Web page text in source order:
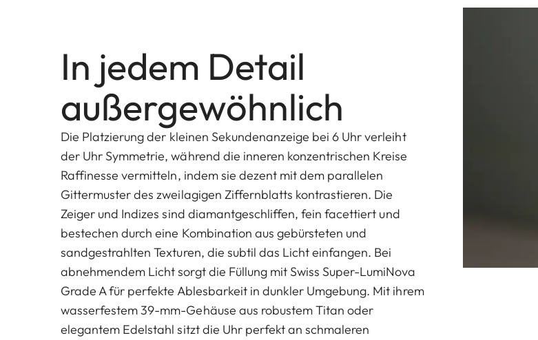
In jedem Detail
außergewöhnlich
Die Platzierung der kleinen Sekundenanzeige bei 6 Uhr verleiht
der Uhr Symmetrie, während die inneren konzentrischen Kreise
Raffinesse vermitteln, indem sie dezent mit dem parallelen
Gittermuster des zweilagigen Ziffernblatts kontrastieren. Die
Zeiger und Indizes sind diamantgeschliffen, fein facettiert und
bestechen durch eine Kombination aus gebürsteten und
sandgestrahlten Texturen, die subtil das Licht einfangen. Bei
abnehmendem Licht sorgt die Füllung mit Swiss Super-LumiNova
Grade A für perfekte Ablesbarkeit in dunkler Umgebung. Mit ihrem
wasserfestem 39-mm-Gehäuse aus robustem Titan oder
elegantem Edelstahl sitzt die Uhr perfekt an schmaleren